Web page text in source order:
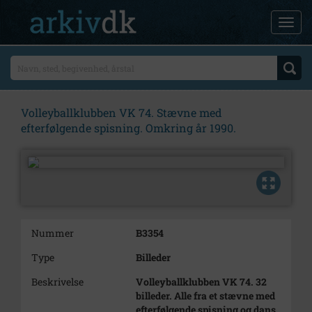
Volleyballklubben VK 74. Stævne med
efterfølgende spisning. Omkring år 1990.
Nummer
B3354
Type
Billeder
Beskrivelse
Volleyballklubben VK 74. 32
billeder. Alle fra et stævne med